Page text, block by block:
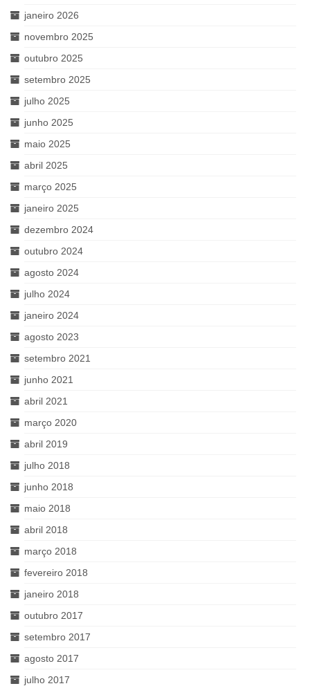
janeiro 2026
novembro 2025
outubro 2025
setembro 2025
julho 2025
junho 2025
maio 2025
abril 2025
março 2025
janeiro 2025
dezembro 2024
outubro 2024
agosto 2024
julho 2024
janeiro 2024
agosto 2023
setembro 2021
junho 2021
abril 2021
março 2020
abril 2019
julho 2018
junho 2018
maio 2018
abril 2018
março 2018
fevereiro 2018
janeiro 2018
outubro 2017
setembro 2017
agosto 2017
julho 2017